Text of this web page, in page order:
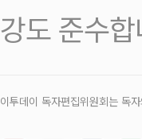
강도 준수
이투데이 독자편집위원회는 독